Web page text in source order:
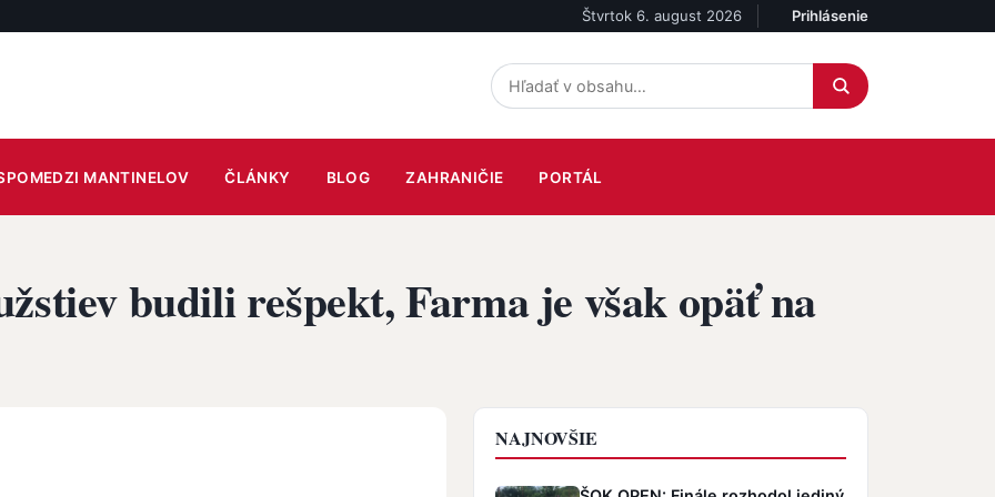
Štvrtok 6. august 2026 Účet
Prihlásenie
MANTINELOV ČLÁNKY BLOG ZAHRANIČIE PORTÁL
budili rešpekt, Farma je však opäť na
NAJNOVŠIE